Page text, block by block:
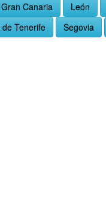
Canaria León
Tenerife Segovia